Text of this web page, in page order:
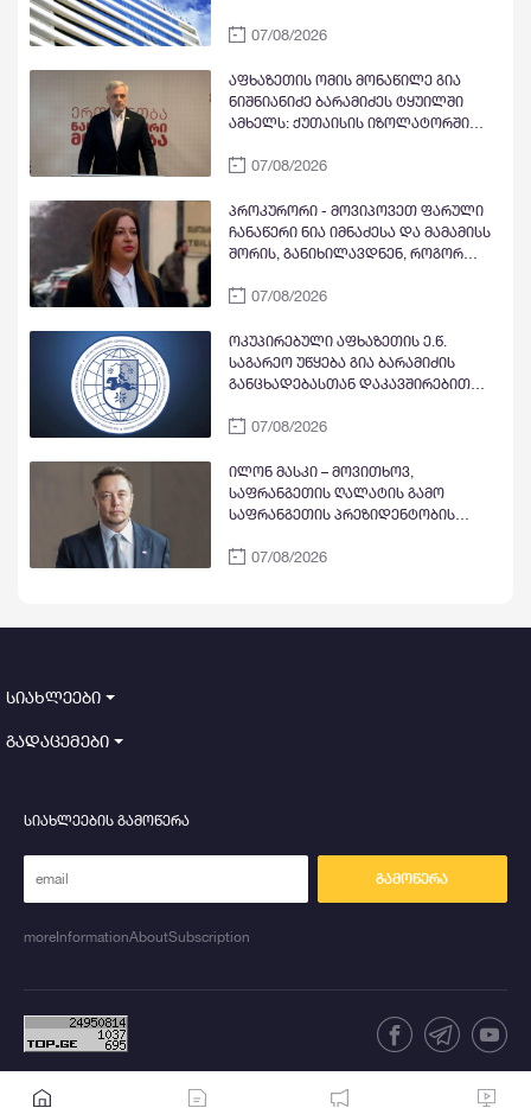
მიმართულებით მოძრაობა
07/08/2026
აფხაზეთის ომის მონაწილე გია
ნიშნიანიძე ბარამიძეს ტყუილში
ამხელს: ქუთაისის იზოლატორში
მეომარი, იმავე დღეს გავფრინდი
არძინბა, ოზგანი და ბესლან
კობახია, მოიყვანეს ჩვენი ბიჭები და
მოხდა გაცვლა ყველა ყველაზე. რა
ბარამიძე არც ყოფილა და არც
07/08/2026
პროკურორი - მოვიპოვეთ ფარული
ჩანაწერი ნია იმნაძესა და მამამისს
შორის, განიხილავდნენ, როგორ
ნიას მამა ამბობს, რომ არასწორად
სხვანაირად ვერ მოიქცეოდა,
თანამედროვე ეპოქაში სხვანაირად
ხდება
07/08/2026
ოკუპირებული აფხაზეთის ე.წ.
საგარეო უწყება გია ბარამიძის
განცხადებასთან დაკავშირებით
„განცხადებას“ ავრცელებს
07/08/2026
ილონ მასკი – მოვითხოვ,
საფრანგეთის ღალატის გამო
საფრანგეთის პრეზიდენტობის
ლიდერი მარინ ტონდელიე
07/08/2026
სიახლეები
გადაცემები
სიახლეების გამოწერა
გამოწერა
moreInformationAboutSubscription